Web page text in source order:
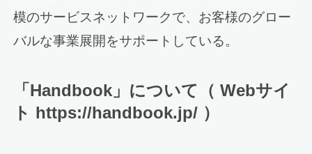
模のサービスネットワークで、お客様のグロー
バルな事業展開をサポートしている。
「Handbook」について（ Webサイ
ト https://handbook.jp/ ）